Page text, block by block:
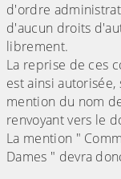
d'ordre
d'aucun droits
librement.
La reprise de ces
est ainsi
mention du nom
renvoyant vers le
La mention "
Dames " devra